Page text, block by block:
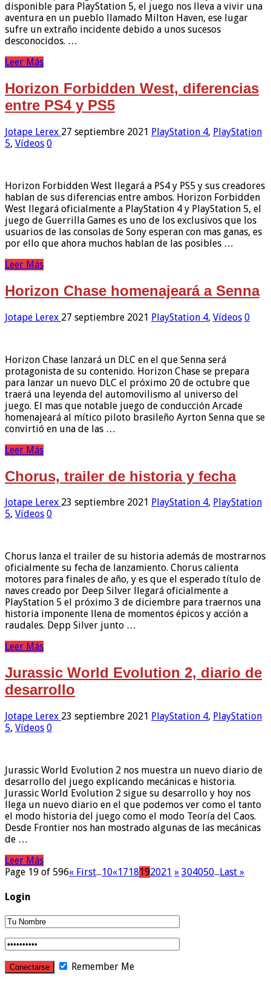
disponible para PlayStation 5, el juego nos lleva a vivir una
aventura en un pueblo llamado Milton Haven, ese lugar
sufre un extraño incidente debido a unos sucesos
desconocidos. …
Leer Más
Horizon Forbidden West, diferencias
entre PS4 y PS5
Jotape Lerex 27 septiembre 2021 PlayStation 4, PlayStation
5, Vídeos 0
Horizon Forbidden West llegará a PS4 y PS5 y sus creadores
hablan de sus diferencias entre ambos. Horizon Forbidden
West llegará oficialmente a PlayStation 4 y PlayStation 5, el
juego de Guerrilla Games es uno de los exclusivos que los
usuarios de las consolas de Sony esperan con mas ganas, es
por ello que ahora muchos hablan de las posibles …
Leer Más
Horizon Chase homenajeará a Senna
Jotape Lerex 27 septiembre 2021 PlayStation 4, Vídeos 0
Horizon Chase lanzará un DLC en el que Senna será
protagonista de su contenido. Horizon Chase se prepara
para lanzar un nuevo DLC el próximo 20 de octubre que
traerá una leyenda del automovilismo al universo del
juego. El mas que notable juego de conducción Arcade
homenajeará al mítico piloto brasileño Ayrton Senna que se
convirtió en una de las …
Leer Más
Chorus, trailer de historia y fecha
Jotape Lerex 23 septiembre 2021 PlayStation 4, PlayStation
5, Vídeos 0
Chorus lanza el trailer de su historia además de mostrarnos
oficialmente su fecha de lanzamiento. Chorus calienta
motores para finales de año, y es que el esperado título de
naves creado por Deep Silver llegará oficialmente a
PlayStation 5 el próximo 3 de diciembre para traernos una
historia imponente llena de momentos épicos y acción a
raudales. Depp Silver junto …
Leer Más
Jurassic World Evolution 2, diario de
desarrollo
Jotape Lerex 23 septiembre 2021 PlayStation 4, PlayStation
5, Vídeos 0
Jurassic World Evolution 2 nos muestra un nuevo diario de
desarrollo del juego explicando mecánicas e historia.
Jurassic World Evolution 2 sigue su desarrollo y hoy nos
llega un nuevo diario en el que podemos ver como el tanto
el modo historia del juego como el modo Teoría del Caos.
Desde Frontier nos han mostrado algunas de las mecánicas
de …
Leer Más
Page 19 of 596« First...10«1718192021 » 304050... Last »
Login
Remember Me